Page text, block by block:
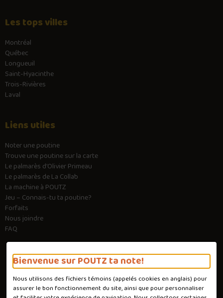
Bienvenue sur POUTZ ta note!
Nous utilisons des fichiers témoins (appelés cookies en anglais) pour
assurer le bon fonctionnement du site, ainsi que pour personnaliser
Les tops villes
Montréal
Québec
Longueuil
Saint-Hyacinthe
Trois-Rivières
Laval
Liens utiles
Noter une poutine
Trouve une poutine sur la carte
Le palmarès d’Olivier Primeau
Le palmarès de La Collab
La machine à POUTZ
Jeu – Connais-tu ta poutine?
Forfaits
Nous joindre
FAQ
Conditions d'utilisation
Politique de confidentialité